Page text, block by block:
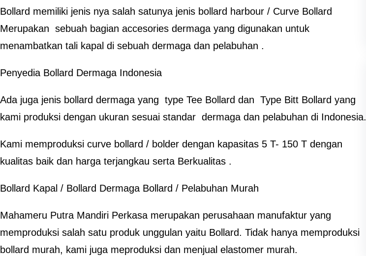
Bollard memiliki jenis nya salah satunya jenis bollard harbour / Curve Bollard
Merupakan sebuah bagian accesories dermaga yang digunakan untuk
menambatkan tali kapal di sebuah dermaga dan pelabuhan .
Penyedia Bollard Dermaga Indonesia
Ada juga jenis bollard dermaga yang type Tee Bollard dan Type Bitt Bollard yang
kami produksi dengan ukuran sesuai standar dermaga dan pelabuhan di Indonesia.
Kami memproduksi curve bollard / bolder dengan kapasitas 5 T- 150 T dengan
kualitas baik dan harga terjangkau serta Berkualitas .
Bollard Kapal / Bollard Dermaga Bollard / Pelabuhan Murah
Mahameru Putra Mandiri Perkasa merupakan perusahaan manufaktur yang
memproduksi salah satu produk unggulan yaitu Bollard. Tidak hanya memproduksi
bollard murah, kami juga meproduksi dan menjual elastomer murah.